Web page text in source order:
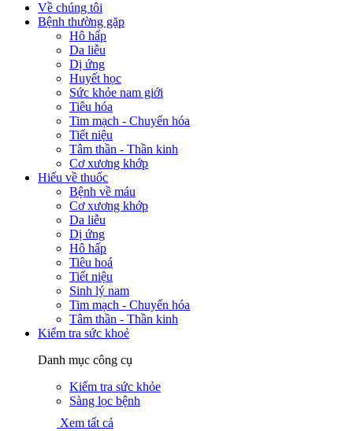
Về chúng tôi
Bệnh thường gặp
Hô hấp
Da liễu
Dị ứng
Huyết học
Sức khỏe nam giới
Tiêu hóa
Tim mạch - Chuyển hóa
Tiết niệu
Tâm thần - Thần kinh
Cơ xương khớp
Hiểu về thuốc
Bệnh về máu
Cơ xương khớp
Da liễu
Dị ứng
Hô hấp
Tiêu hoá
Tiết niệu
Sinh lý nam
Tim mạch - Chuyển hóa
Tâm thần - Thần kinh
Kiểm tra sức khoẻ
Danh mục công cụ
Kiểm tra sức khỏe
Sàng lọc bệnh
Xem tất cả